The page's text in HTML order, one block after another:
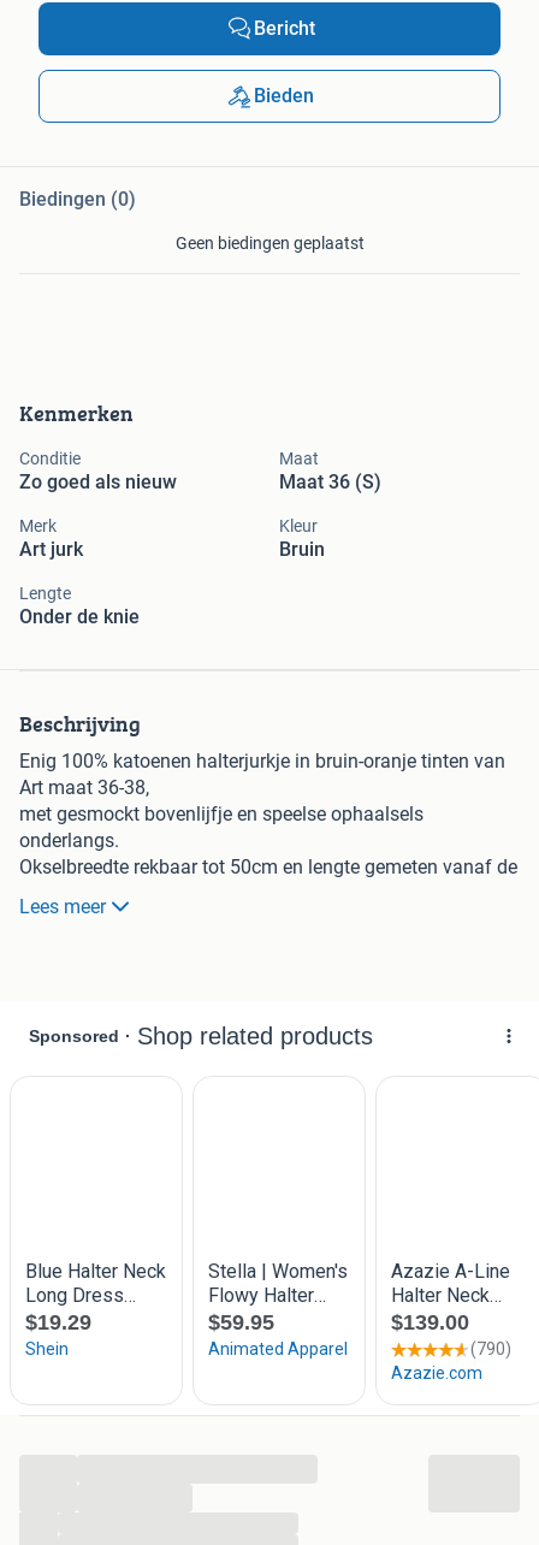
Kenmerken
Conditie
Zo goed als nieuw
Maat
Maat 36 (S)
Merk
Art jurk
Kleur
Bruin
Lengte
Onder de knie
Beschrijving
Enig 100% katoenen halterjurkje in bruin-oranje tinten van
Art maat 36-38,
met gesmockt bovenlijfje en speelse ophaalsels
onderlangs.
Okselbreedte rekbaar tot 50cm en lengte gemeten vanaf de
oksels 79cm.
Lees meer
Bericht
Bieden
Biedingen (0)
Geen biedingen geplaatst